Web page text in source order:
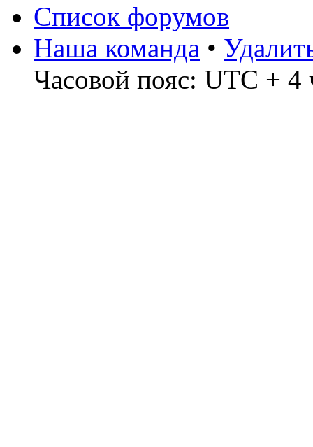
Список форумов
Наша команда •
Часовой пояс: UTC + 4